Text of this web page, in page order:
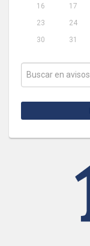
16
17
23
24
30
31